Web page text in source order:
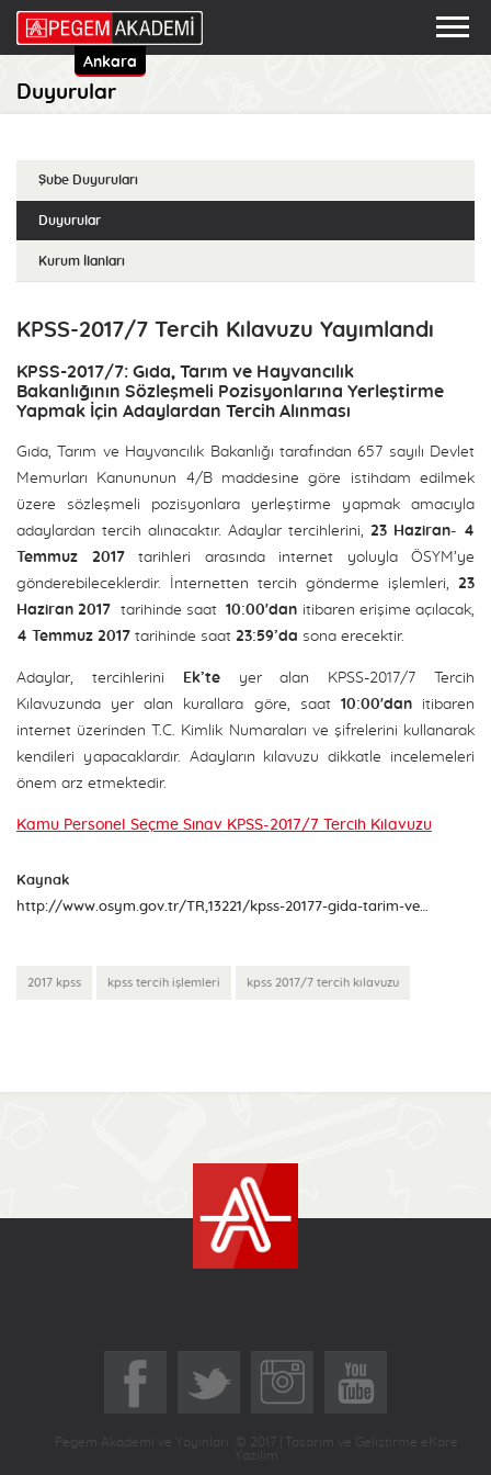
Ankara
Duyurular
Şube Duyuruları
Duyurular
Kurum İlanları
KPSS-2017/7 Tercih Kılavuzu Yayımlandı
KPSS-2017/7: Gıda, Tarım ve Hayvancılık
Bakanlığının Sözleşmeli Pozisyonlarına Yerleştirme
Yapmak İçin Adaylardan Tercih Alınması
Gıda, Tarım ve Hayvancılık Bakanlığı tarafından 657 sayılı Devlet
Memurları Kanununun 4/B maddesine göre istihdam edilmek
üzere sözleşmeli pozisyonlara yerleştirme yapmak amacıyla
adaylardan tercih alınacaktır. Adaylar tercihlerini, 23 Haziran- 4
Temmuz 2017tarihleri arasında internet yoluyla ÖSYM’ye
gönderebileceklerdir. İnternetten tercih gönderme işlemleri, 23
Haziran 2017
tarihinde saat10:00'dan itibaren erişime açılacak,
4 Temmuz 2017 tarihinde saat 23:59’da sona erecektir.
Adaylar, tercihlerini Ek’teyer alan KPSS-2017/7 Tercih
Kılavuzunda yer alan kurallara göre, saat 10:00'danitibaren
internet üzerinden T.C. Kimlik Numaraları ve şifrelerini kullanarak
kendileri yapacaklardır. Adayların kılavuzu dikkatle incelemeleri
önem arz etmektedir.
Kamu Personel Seçme Sınav KPSS-2017/7 Tercih Kılavuzu
Kaynak
http://www.osym.gov.tr/TR,13221/kpss-20177-gida-tarim-ve-hayvancilik-bakanliginin-sozlesmeli-pozisyonlarina-yerlestirme-yapmak-icin-adaylardan-tercih-alinmasi-22062017.html
2017 kpss kpss tercih işlemleri kpss 2017/7 tercih kılavuzu
Pegem Akademi ve Yayınları © 2017 | Tasarım ve Geliştirme eKare
Yazılım